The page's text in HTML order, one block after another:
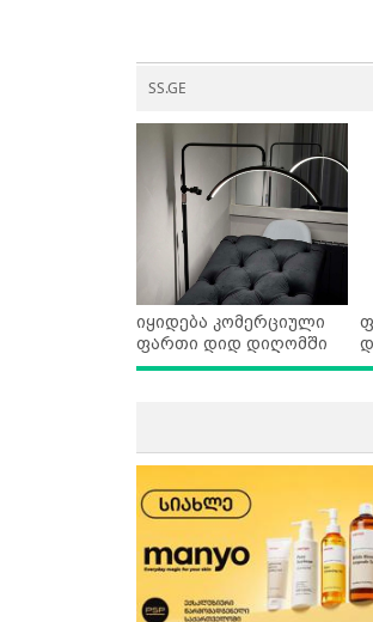
SS.GE
იყიდება კომერციული
ფართი დიდ დიღომში